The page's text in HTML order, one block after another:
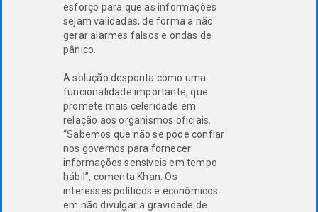
esforço para que as informações
sejam validadas, de forma a não
gerar alarmes falsos e ondas de
pânico.
A solução desponta como uma
funcionalidade importante, que
promete mais celeridade em
relação aos organismos oficiais.
“Sabemos que não se pode confiar
nos governos para fornecer
informações sensíveis em tempo
hábil”, comenta Khan. Os
interesses políticos e econômicos
em não divulgar a gravidade de